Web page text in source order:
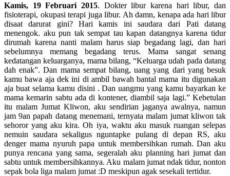
Kamis, 19 Februari 2015. Dokter libur karena hari libur, dan
fisioterapi, okupasi terapi juga libur. Ah damn, kenapa ada hari libur
disaat darurat gini? Hari kamis ini saudara dari Pati datang
menengok. aku pun tak sempat tau kapan datangnya karena tidur
dirumah karena nanti malam harus siap begadang lagi, dan hari
sebelumnya memang begadang terus. Mama sangat senang
kedatangan keluarganya, mama bilang, “Keluarga udah pada datang
dah enak”. Dan mama sempat bilang, uang yang dari yang besuk
kamu bawa aja dek ini di ambil bawah bantal mama itu digunakan
aja buat selama kamu disini . Dan uangmu yang kamu bayarkan ke
mama kemarin sabtu ada di kontener, diambil saja lagi.” Kebetulan
itu malam Jumat Kliwon, aku sendirian jaganya awalnya, namun
jam 9an papah datang menemani, ternyata malam jumat kliwon tak
sehoror yang aku kira. Oh iya, waktu aku masuk ruangan selepas
nemuin saudara sekaligus nguntapke pulang di depan RS, aku
denger mama nyuruh papa untuk membersihkan rumah. Dan aku
punya rencana yang sama, segeralah aku planning hari jumat dan
sabtu untuk membersihkannya. Aku malam jumat ndak tidur, nonton
sepak bola liga malam jumat :D meskipun agak sesekali tertidur.